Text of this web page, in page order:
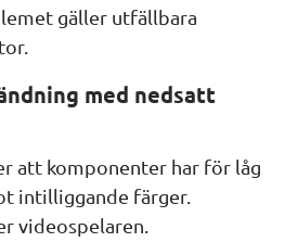
gäller utfällbara
med nedsatt
att komponenter har för låg
intilliggande färger.
videospelaren.